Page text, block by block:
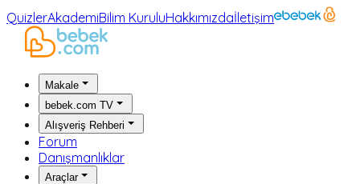
QuizlerAkademiBilim KuruluHakkımızdaİletişim
Makale
bebek.com TV
Alışveriş Rehberi
Forum
Danışmanlıklar
Araçlar